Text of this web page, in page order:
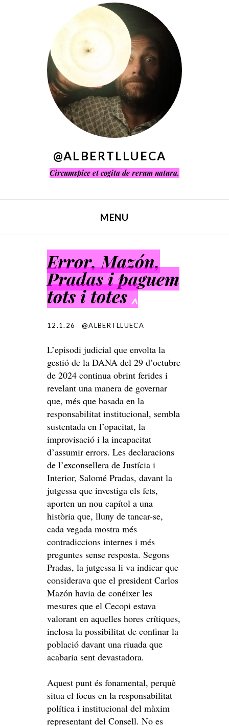
@ALBERTLLUECA
Circumspice et cogita de rerum natura.
MENU
Error, Mazón,
Pradas i paguem
tots i totes ^
12.1.26 @ALBERTLLUECA
L’episodi judicial que envolta la
gestió de la DANA del 29 d’octubre
de 2024 continua obrint ferides i
revelant una manera de governar
que, més que basada en la
responsabilitat institucional, sembla
sustentada en l’opacitat, la
improvisació i la incapacitat
d’assumir errors. Les declaracions
de l’exconsellera de Justícia i
Interior, Salomé Pradas, davant la
jutgessa que investiga els fets,
aporten un nou capítol a una
història que, lluny de tancar-se,
cada vegada mostra més
contradiccions internes i més
preguntes sense resposta. Segons
Pradas, la jutgessa li va indicar que
considerava que el president Carlos
Mazón havia de conéixer les
mesures que el Cecopi estava
valorant en aquelles hores crítiques,
inclosa la possibilitat de confinar la
població davant una riuada que
acabaria sent devastadora.
Aquest punt és fonamental, perquè
situa el focus en la responsabilitat
política i institucional del màxim
representant del Consell. No es